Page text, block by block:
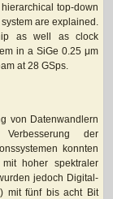
top-down
are explained.
as well as clock
in a SiGe 0.25 μm
at 28 GSps.
von Datenwandlern
der
konnten
hoher spektraler
jedoch Digital-
mit fünf bis acht Bit